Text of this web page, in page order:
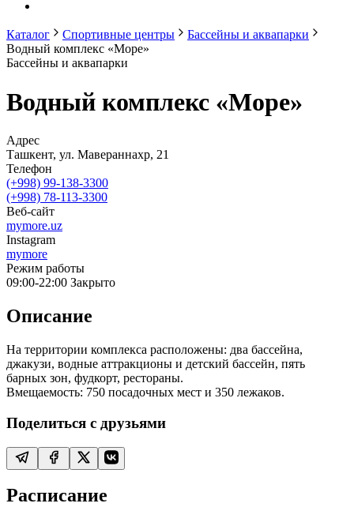
Каталог Спортивные центры
Бассейны и аквапарки
Водный комплекс «Море»
Бассейны и аквапарки
Водный комплекс «Море»
Адрес
Ташкент, ул. Мавераннахр, 21
Телефон
(+998) 99-138-3300
(+998) 78-113-3300
Веб-сайт
mymore.uz
Instagram
mymore
Режим работы
09:00-22:00 Закрыто
Описание
На территории комплекса расположены: два бассейна,
джакузи, водные аттракционы и детский бассейн, пять
барных зон, фудкорт, рестораны.
Вмещаемость: 750 посадочных мест и 350 лежаков.
Поделиться с друзьями
Расписание